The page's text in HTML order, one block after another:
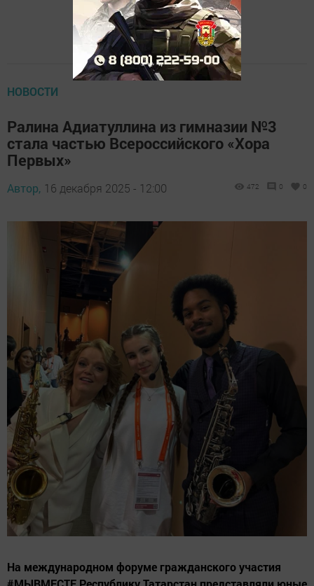
НОВОСТИ
Ралина Адиатуллина из гимназии №3
стала частью Всероссийского «Хора
Первых»
Автор, 16 декабря 2025 - 12:00 472 0 0
На международном форуме гражданского участия